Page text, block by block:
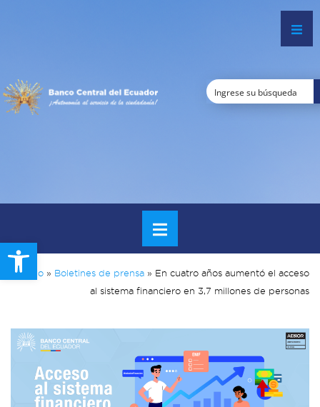
Open toolbar
Inicio » Boletines de prensa » En cuatro años aumentó el acceso
al sistema financiero en 3,7 millones de personas